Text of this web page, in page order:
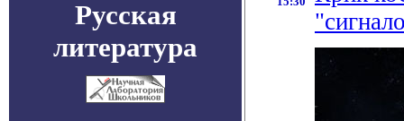
Русская
литература